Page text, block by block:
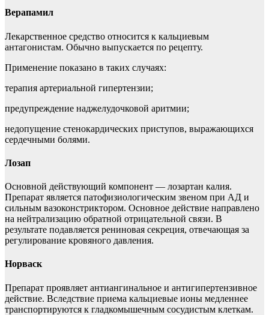
Верапамил
Лекарственное средство относится к кальциевым
антагонистам. Обычно выпускается по рецепту.
Применение показано в таких случаях:
терапия артериальной гипертензии;
предупреждение наджелудочковой аритмии;
недопущение стенокардических приступов, выражающихся
сердечными болями.
Лозап
Основной действующий компонент — лозартан калия.
Препарат является патофизиологическим звеном при АД и
сильным вазоконстриктором. Основное действие направлено
на нейтрализацию обратной отрицательной связи. В
результате подавляется рениновая секреция, отвечающая за
регулирование кровяного давления.
Норваск
Препарат проявляет антиангинальное и антигипертензивное
действие. Вследствие приема кальциевые ионы медленнее
транспортируются к гладкомышечным сосудистым клеткам.